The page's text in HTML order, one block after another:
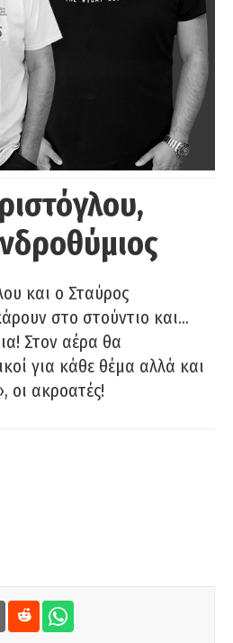
και ο Σταύρος
στο στούντιο και…
Στον αέρα θα
για κάθε θέμα αλλά και
οι ακροατές!